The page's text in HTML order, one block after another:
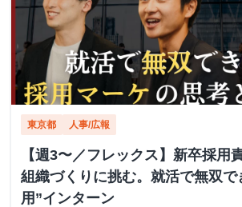
東京都 人事/広報
【週3〜／フレックス】新卒採用
組織づくりに挑む。就活で無双で
用”インターン